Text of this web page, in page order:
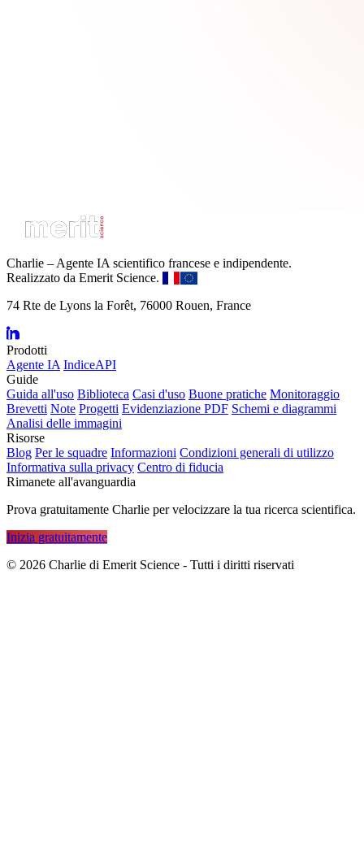
Charlie – Agente IA scientifico francese e indipendente.
Realizzato da Emerit Science.
74 Rte de Lyons la Forêt, 76000 Rouen, France
Prodotti
Agente IA IndiceAPI
Guide
Guida all'uso Biblioteca Casi d'uso Buone pratiche Monitoraggio
Brevetti Note Progetti Evidenziazione PDF Schemi e diagrammi
Analisi delle immagini
Risorse
Blog Per le squadre Informazioni Condizioni generali di utilizzo
Informativa sulla privacy Centro di fiducia
Rimanete all'avanguardia
Prova gratuitamente Charlie per velocizzare la tua ricerca scientifica.
Inizia gratuitamente
© 2026 Charlie di Emerit Science - Tutti i diritti riservati